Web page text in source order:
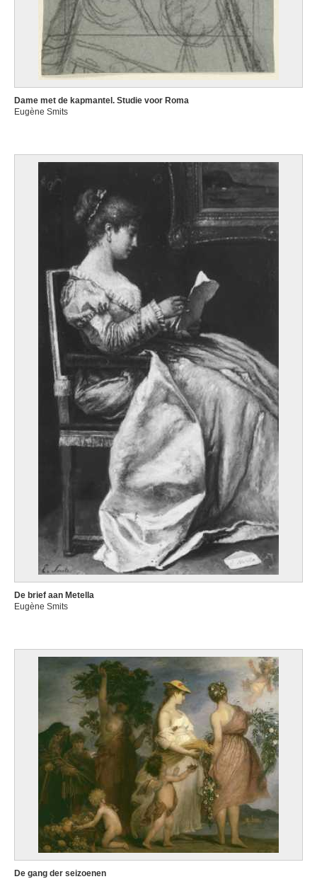
Dame met de kapmantel. Studie voor Roma
Eugène Smits
De brief aan Metella
Eugène Smits
De gang der seizoenen